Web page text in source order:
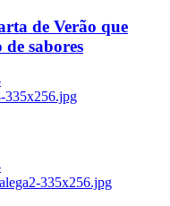
de Verão que
sabores
335x256.jpg
335x256.jpg